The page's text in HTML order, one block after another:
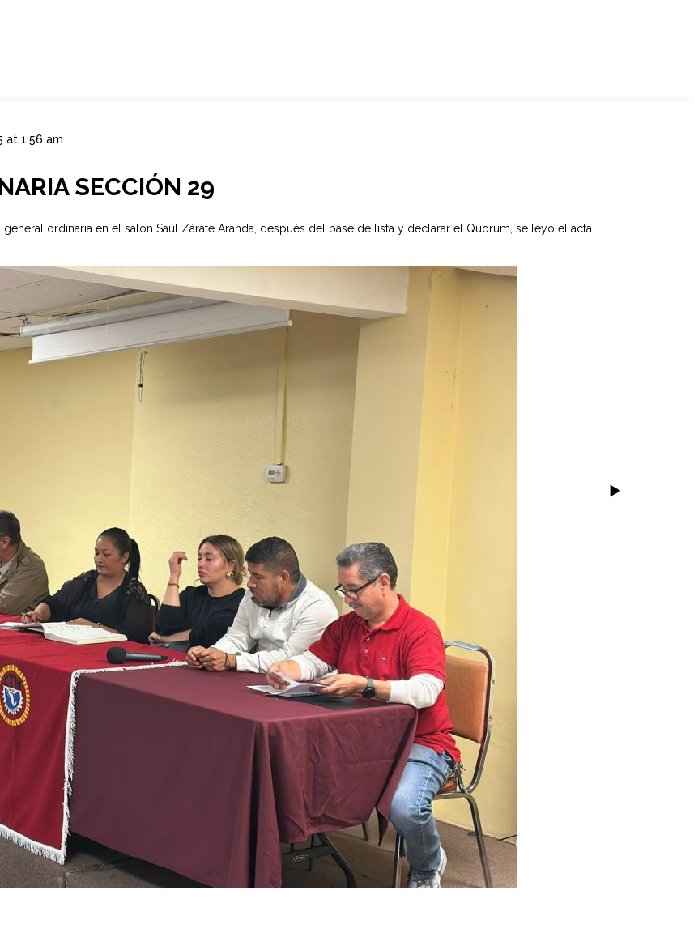
at 1:56 am
SECCIÓN 29
ordinaria en el salón Saúl Zárate Aranda, después del pase de lista y declarar el Quorum, se leyó el acta